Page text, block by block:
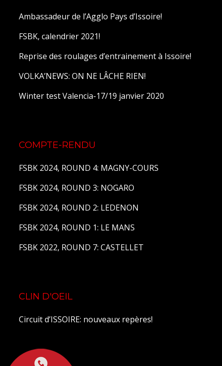
Ambassadeur de l’Agglo Pays d’Issoire!
FSBK, calendrier 2021!
Reprise des roulages d’entrainement à Issoire!
VOLKA’NEWS: ON NE LÂCHE RIEN!
Winter test Valencia-17/19 janvier 2020
COMPTE-RENDU
FSBK 2024, ROUND 4: MAGNY-COURS
FSBK 2024, ROUND 3: NOGARO
FSBK 2024, ROUND 2: LEDENON
FSBK 2024, ROUND 1: LE MANS
FSBK 2022, ROUND 7: CASTELLET
CLIN D'OEIL
Circuit d’ISSOIRE: nouveaux repères!